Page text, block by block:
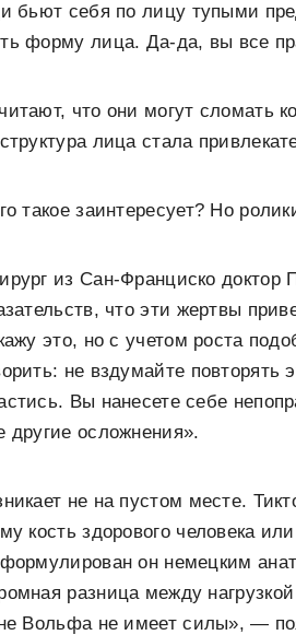
бьют себя по лицу тупыми
форму лица. Да-да, вы все
что они могут сломать
лица стала
такое заинтересует? Но
из Сан-Франциско доктор
что эти жертвы
это, но с учетом роста
не вздумайте
Вы нанесете себе
другие осложнения».
не на пустом месте.
кость здорового человека
он немецким
разница между
Вольфа не имеет силы», —